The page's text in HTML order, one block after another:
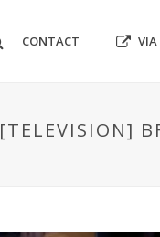
VIA
CONTACT
[TELEVISION]